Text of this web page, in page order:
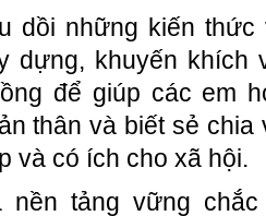
dồi những kiến
dựng, khuyến khích
để giúp các em
thân và biết sẻ
và có ích cho xã hội.
nền tảng vững